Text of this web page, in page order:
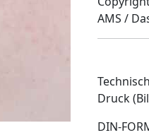
AMS /
Druck
DIN-